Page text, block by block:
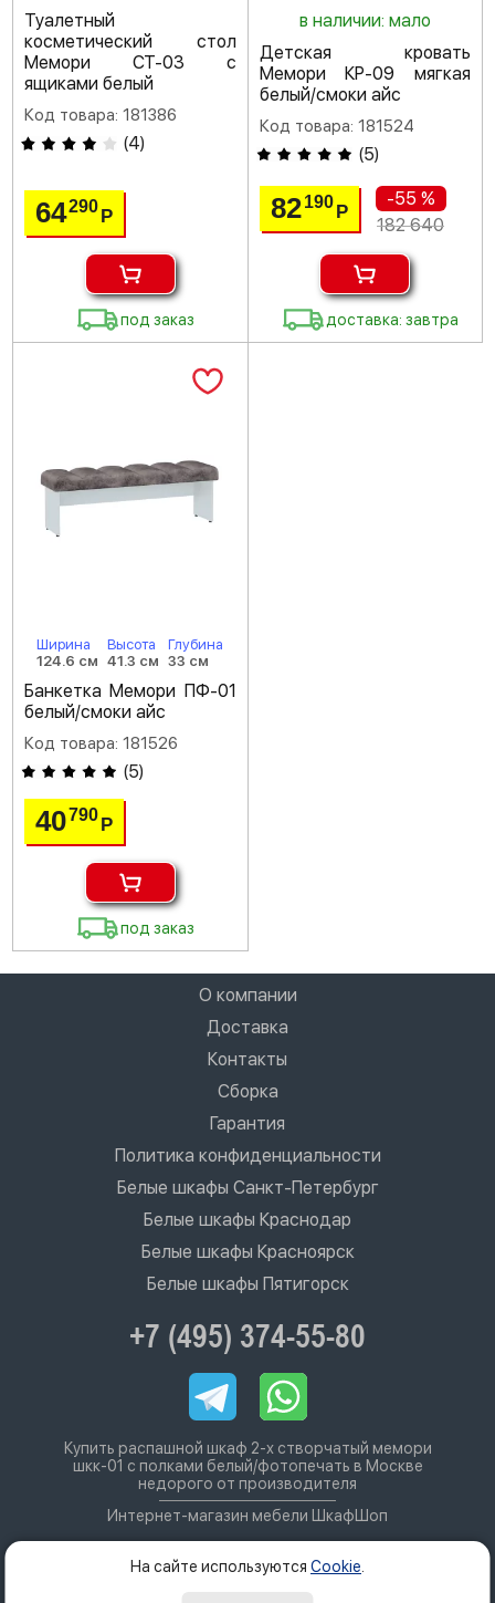
Туалетный
косметический стол
Мемори СТ-03 с
ящиками белый
Код товара: 181386
(4)
64290Р
под заказ
в наличии: мало
Детская кровать
Мемори КР-09 мягкая
белый/смоки айс
Код товара: 181524
(5)
82 190 Р
-55 %
182 640
доставка: завтра
Ширина
124.6 см
Высота
41.3 см
Глубина
33 см
Банкетка Мемори ПФ-01
белый/смоки айс
Код товара: 181526
(5)
40790Р
под заказ
О компании
Доставка
Контакты
Сборка
Гарантия
Политика конфиденциальности
Белые шкафы Санкт-Петербург
Белые шкафы Краснодар
Белые шкафы Красноярск
Белые шкафы Пятигорск
+7 (495) 374-55-80
Купить распашной шкаф 2-х створчатый мемори
шкк-01 с полками белый/фотопечать в Москве
недорого от производителя
Интернет-магазин мебели ШкафШоп
На сайте используются Cookie